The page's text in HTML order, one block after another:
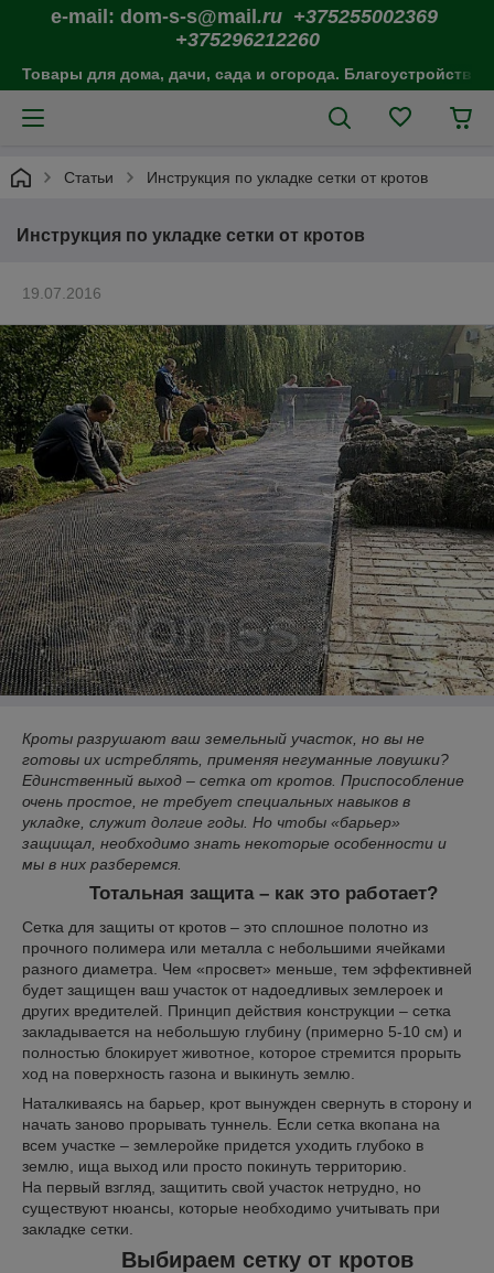
e-mail: dom-s-s@mail .ru +375255002369
+375296212260
Товары для дома, дачи, сада и огорода. Благоустройство
Статьи Инструкция по укладке сетки от кротов
Инструкция по укладке сетки от кротов
19.07.2016
Кроты разрушают ваш земельный участок, но вы не
готовы их истреблять, применяя негуманные ловушки?
Единственный выход – сетка от кротов. Приспособление
очень простое, не требует специальных навыков в
укладке, служит долгие годы. Но чтобы «барьер»
защищал, необходимо знать некоторые особенности и
мы в них разберемся.
Тотальная защита – как это работает?
Сетка для защиты от кротов – это сплошное полотно из
прочного полимера или металла с небольшими ячейками
разного диаметра. Чем «просвет» меньше, тем эффективней
будет защищен ваш участок от надоедливых землероек и
других вредителей. Принцип действия конструкции – сетка
закладывается на небольшую глубину (примерно 5-10 см) и
полностью блокирует животное, которое стремится прорыть
ход на поверхность газона и выкинуть землю.
Наталкиваясь на барьер, крот вынужден свернуть в сторону и
начать заново прорывать туннель. Если сетка вкопана на
всем участке – землеройке придется уходить глубоко в
землю, ища выход или просто покинуть территорию.
На первый взгляд, защитить свой участок нетрудно, но
существуют нюансы, которые необходимо учитывать при
закладке сетки.
Выбираем сетку от кротов